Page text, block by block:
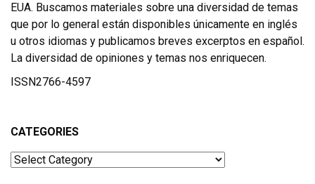
EUA. Buscamos materiales sobre una diversidad de temas
que por lo general están disponibles únicamente en inglés
u otros idiomas y publicamos breves excerptos en español.
La diversidad de opiniones y temas nos enriquecen.
ISSN2766-4597
CATEGORIES
Categories